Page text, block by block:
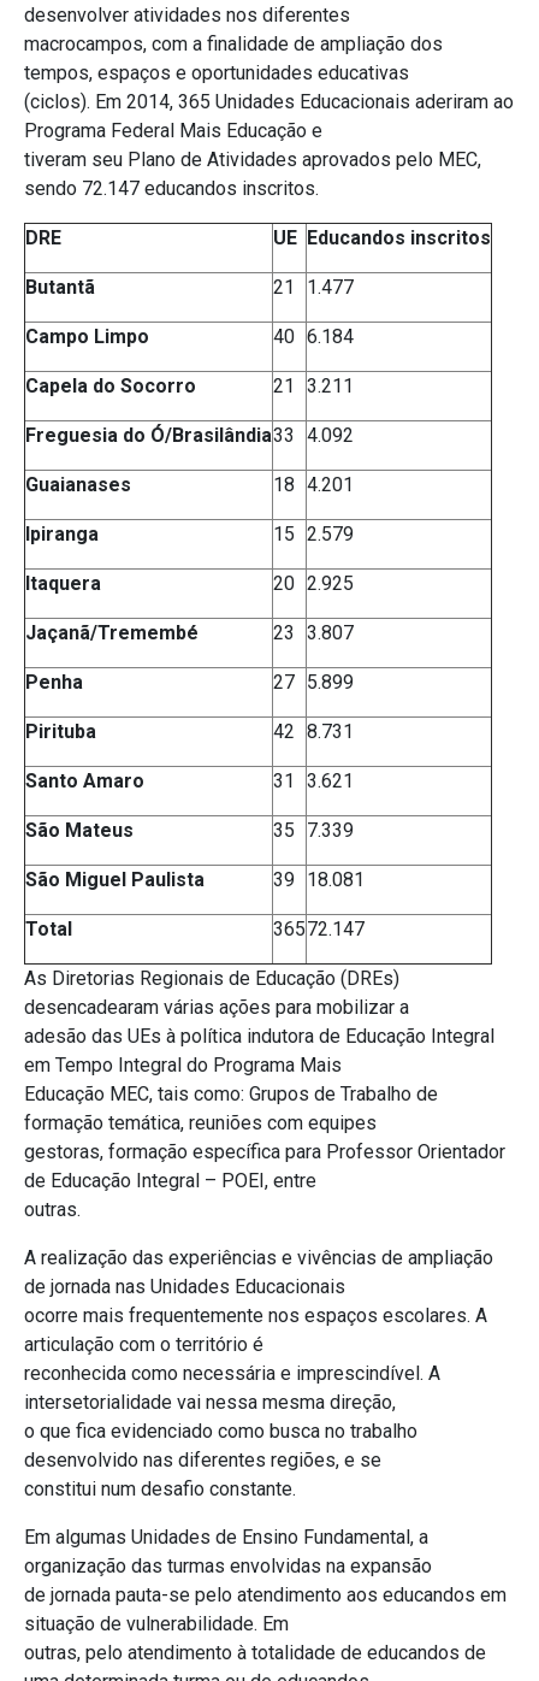
desenvolver atividades nos diferentes
macrocampos, com a finalidade de ampliação dos
tempos, espaços e oportunidades educativas
(ciclos). Em 2014, 365 Unidades Educacionais aderiram ao
Programa Federal Mais Educação e
tiveram seu Plano de Atividades aprovados pelo MEC,
sendo 72.147 educandos inscritos.
DRE UE Educandos inscritos
Butantã 21 1.477
Campo Limpo 40 6.184
Capela do Socorro 21 3.211
Freguesia do Ó/Brasilândia33 4.092
Guaianases 18 4.201
Ipiranga 15 2.579
Itaquera 20 2.925
Jaçanã/Tremembé 23 3.807
Penha 27 5.899
Pirituba 42 8.731
Santo Amaro 31 3.621
São Mateus 35 7.339
São Miguel Paulista 39 18.081
Total 36572.147
As Diretorias Regionais de Educação (DREs)
desencadearam várias ações para mobilizar a
adesão das UEs à política indutora de Educação Integral
em Tempo Integral do Programa Mais
Educação MEC, tais como: Grupos de Trabalho de
formação temática, reuniões com equipes
gestoras, formação específica para Professor Orientador
de Educação Integral – POEI, entre
outras.
A realização das experiências e vivências de ampliação
de jornada nas Unidades Educacionais
ocorre mais frequentemente nos espaços escolares. A
articulação com o território é
reconhecida como necessária e imprescindível. A
intersetorialidade vai nessa mesma direção,
o que fica evidenciado como busca no trabalho
desenvolvido nas diferentes regiões, e se
constitui num desafio constante.
Em algumas Unidades de Ensino Fundamental, a
organização das turmas envolvidas na expansão
de jornada pauta-se pelo atendimento aos educandos em
situação de vulnerabilidade. Em
outras, pelo atendimento à totalidade de educandos de